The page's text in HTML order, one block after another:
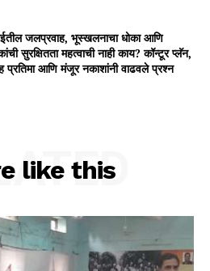
जलप्रवाह, भूस्खलनाचा धोका आणि
सुरक्षितता महत्वाची नाही काय? कॉन्टूर प्लॅन,
प्रतिमा आणि मंजूर नकाशांनी वाढवले प्रश्न
like this